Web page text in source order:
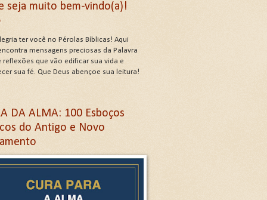
ATRIBUTOS .
seja muito bem-vindo(a)!
ter você no Pérolas Bíblicas! Aqui
mensagens preciosas da Palavra
reflexões que vão edificar sua vida e
sua fé. Que Deus abençoe sua leitura!
DA ALMA: 100 Esboços
do Antigo e Novo